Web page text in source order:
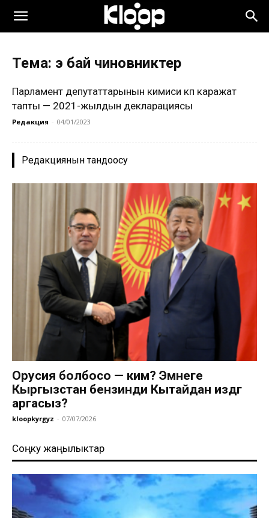
Тема: эң бай чиновниктер
Парламент депутаттарынын кимиси көп каражат
тапты — 2021-жылдын декларациясы
Редакция - 04/01/2023
Редакциянын тандоосу
Орусия болбосо — ким? Эмнеге
Кыргызстан бензинди Кытайдан издөөгө
аргасыз?
kloopkyrgyz - 07/07/2026
Соңку жаңылыктар